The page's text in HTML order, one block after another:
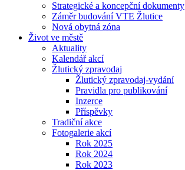
Strategické a koncepční dokumenty
Záměr budování VTE Žlutice
Nová obytná zóna
Život ve městě
Aktuality
Kalendář akcí
Žlutický zpravodaj
Žlutický zpravodaj-vydání
Pravidla pro publikování
Inzerce
Příspěvky
Tradiční akce
Fotogalerie akcí
Rok 2025
Rok 2024
Rok 2023